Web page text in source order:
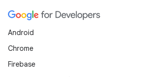
Android
Chrome
Firebase